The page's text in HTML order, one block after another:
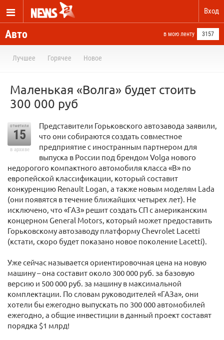
Вход
Авто в мою ленту 3157
Лучшее Горячее Новое
Маленькая «Волга» будет стоить
300 000 руб
отметили
15
в архиве
Представители Горьковского автозавода заявили,
что они собираются создать совместное
предприятие с иностранным партнером для
выпуска в России под брендом Volga нового
недорогого компактного автомобиля класса «В» по
европейской классификации, который составит
конкуренцию Renault Logan, а также новым моделям Lada
(они появятся в течение ближайших четырех лет). Не
исключено, что «ГАЗ» решит создать СП с американским
концерном General Motors, который может предоставить
Горьковскому автозаводу платформу Chevrolet Lacetti
(кстати, скоро будет показано новое поколение Lacetti).
Уже сейчас называется ориентировочная цена на новую
машину – она составит около 300 000 руб. за базовую
версию и 500 000 руб. за машину в максимальной
комплектации. По словам руководителей «ГАЗа», они
хотели бы ежегодно выпускать по 300 000 автомобилей
ежегодно, а общие инвестиции в данный проект составят
порядка $1 млрд!